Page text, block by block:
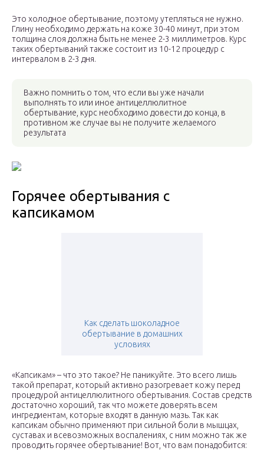
Это холодное обертывание, поэтому утепляться не нужно.
Глину необходимо держать на коже 30-40 минут, при этом
толщина слоя должна быть не менее 2-3 миллиметров. Курс
таких обертываний также состоит из 10-12 процедур с
интервалом в 2-3 дня.
Важно помнить о том, что если вы уже начали
выполнять то или иное антицеллюлитное
обертывание, курс необходимо довести до конца, в
противном же случае вы не получите желаемого
результата
Горячее обертывания с
капсикамом
Как сделать шоколадное
обертывание в домашних
условиях
«Капсикам» – что это такое? Не паникуйте. Это всего лишь
такой препарат, который активно разогревает кожу перед
процедурой антицеллюлитного обертывания. Состав средств
достаточно хороший, так что можете доверять всем
ингредиентам, которые входят в данную мазь. Так как
капсикам обычно применяют при сильной боли в мышцах,
суставах и всевозможных воспалениях, с ним можно так же
проводить горячее обертывание! Вот, что вам понадобится: